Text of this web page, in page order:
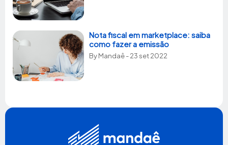
Nota fiscal em marketplace: saiba
como fazer a emissão
ByMandaê- 23 set 2022